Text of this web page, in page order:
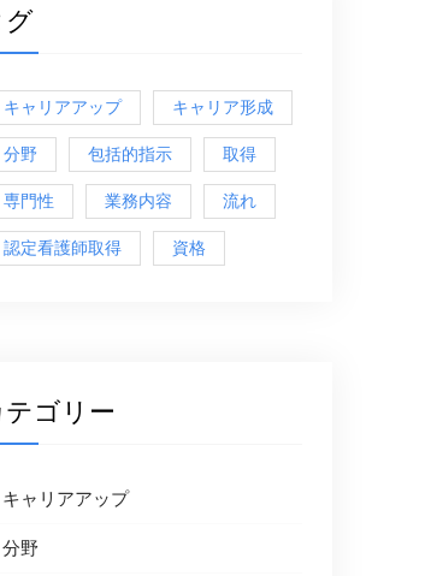
グ
キャリアアップ キャリア形成
分野 包括的指示 取得
専門性 業務内容 流れ
認定看護師取得 資格
テゴリー
キャリアアップ
分野